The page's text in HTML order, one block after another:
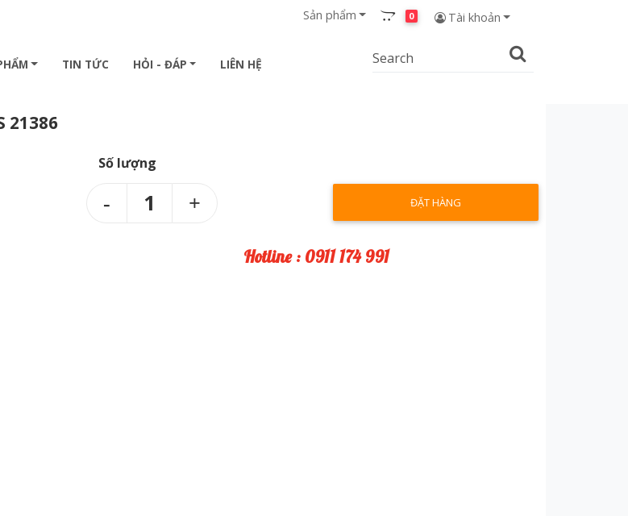
Sản phẩm 0 Tài khoản
TIN TỨC HỎI - ĐÁP LIÊN HỆ
21386
Số lượng
1 ĐẶT HÀNG
Hotline : 0911 174 991